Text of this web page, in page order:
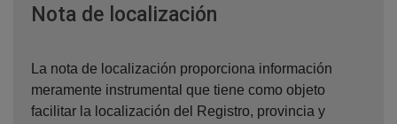
Nota de localización
La nota de localización proporciona información
meramente instrumental que tiene como objeto
facilitar la localización del Registro, provincia y